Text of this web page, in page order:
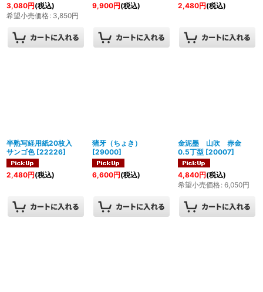
3,080円(税込)
希望小売価格: 3,850円
9,900円(税込) 2,480円(税込)
半熟写経用紙20枚入
サンゴ色 [22226]
2,480円(税込)
猪牙（ちょき）
[29000]
6,600円(税込)
金泥墨 山吹 赤金
0.5丁型 [20007]
4,840円(税込)
希望小売価格: 6,050円